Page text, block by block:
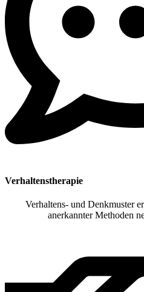
Verhaltenstherapie
Verhaltens- und Denkmuster
anerkannter Methoden